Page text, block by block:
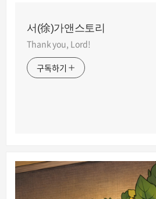
서(徐)가앤스토리
Thank you, Lord!
구독하기